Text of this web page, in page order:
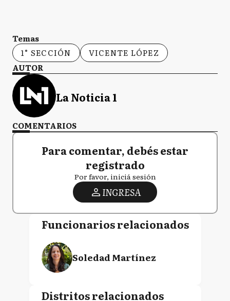
Temas
1° SECCIÓN
VICENTE LÓPEZ
AUTOR
La Noticia 1
COMENTARIOS
Para comentar, debés estar
registrado
Por favor, iniciá sesión
INGRESA
Funcionarios relacionados
Soledad Martínez
Distritos relacionados